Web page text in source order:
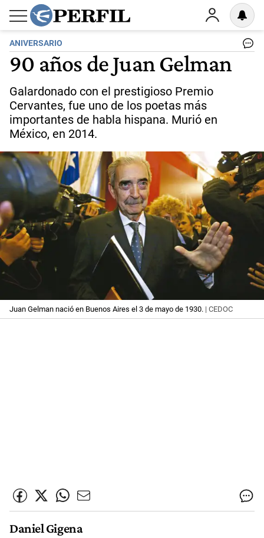
ANIVERSARIO
90 años de Juan Gelman
Galardonado con el prestigioso Premio
Cervantes, fue uno de los poetas más
importantes de habla hispana. Murió en
México, en 2014.
Juan Gelman nació en Buenos Aires el 3 de mayo de 1930. | CEDOC
Daniel Gigena